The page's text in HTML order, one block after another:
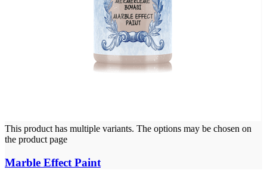
This product has multiple variants. The options may be chosen on
the product page
Marble Effect Paint